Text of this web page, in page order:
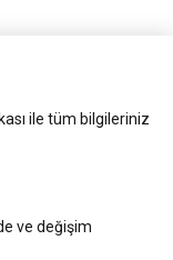
ile tüm bilgileriniz
ve değişim